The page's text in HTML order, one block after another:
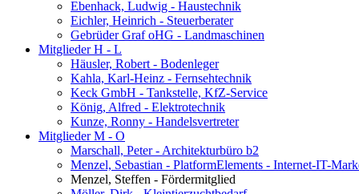
Ebenhack, Ludwig - Haustechnik
Eichler, Heinrich - Steuerberater
Gebrüder Graf oHG - Landmaschinen
Mitglieder H - L
Häusler, Robert - Bodenleger
Kahla, Karl-Heinz - Fernsehtechnik
Keck GmbH - Tankstelle, KfZ-Service
König, Alfred - Elektrotechnik
Kunze, Ronny - Handelsvertreter
Mitglieder M - O
Marschall, Peter - Architekturbüro b2
Menzel, Sebastian - PlatformElements - Internet-IT-
Menzel, Steffen - Fördermitglied